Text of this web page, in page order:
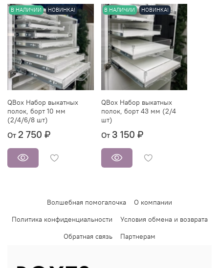
В НАЛИЧИИ НОВИНКА!
QBox Набор выкатных
полок, борт 10 мм
(2/4/6/8 шт)
От 2 750 ₽
В НАЛИЧИИ НОВИНКА!
QBox Набор выкатных
полок, борт 43 мм (2/4
шт)
От 3 150 ₽
Волшебная помогалочка
О компании
Политика конфиденциальности
Условия обмена и возврата
Обратная связь
Партнерам